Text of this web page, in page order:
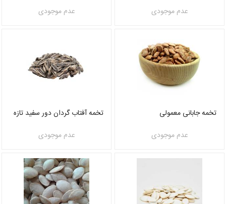
عدم موجودی
عدم موجودی
تخمه جابانی معمولی
عدم موجودی
تخمه آفتاب گردان دور سفید تازه
عدم موجودی